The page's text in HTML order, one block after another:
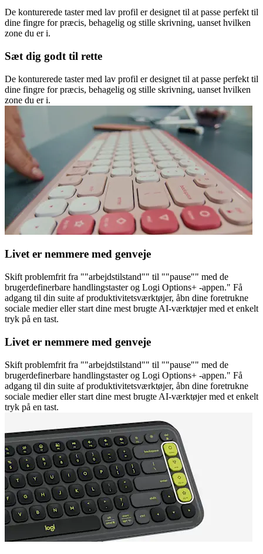
De konturerede taster med lav profil er designet til at passe perfekt til
dine fingre for præcis, behagelig og stille skrivning, uanset hvilken
zone du er i.
Sæt dig godt til rette
De konturerede taster med lav profil er designet til at passe perfekt til
dine fingre for præcis, behagelig og stille skrivning, uanset hvilken
zone du er i.
Livet er nemmere med genveje
Skift problemfrit fra ""arbejdstilstand"" til ""pause"" med de
brugerdefinerbare handlingstaster og Logi Options+ -appen." Få
adgang til din suite af produktivitetsværktøjer, åbn dine foretrukne
sociale medier eller start dine mest brugte AI-værktøjer med et enkelt
tryk på en tast.
Livet er nemmere med genveje
Skift problemfrit fra ""arbejdstilstand"" til ""pause"" med de
brugerdefinerbare handlingstaster og Logi Options+ -appen." Få
adgang til din suite af produktivitetsværktøjer, åbn dine foretrukne
sociale medier eller start dine mest brugte AI-værktøjer med et enkelt
tryk på en tast.